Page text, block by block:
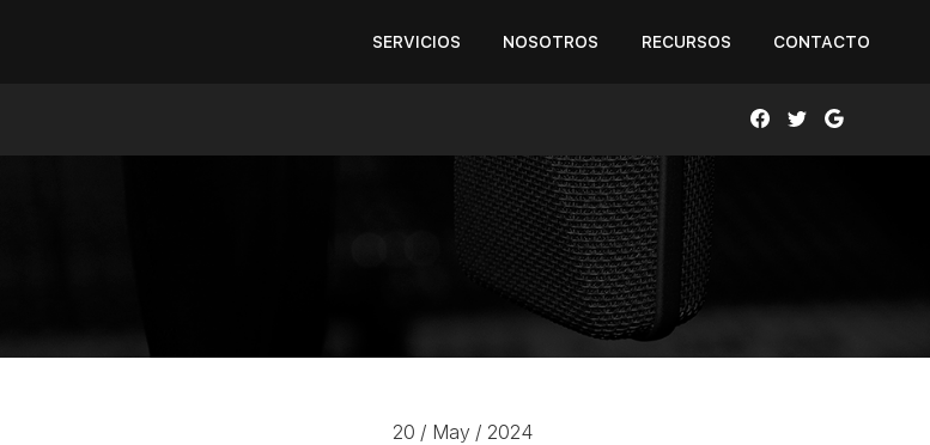
SERVICIOS NOSOTROS RECURSOS CONTACTO
HOT SALE 2024
20 / May / 2024